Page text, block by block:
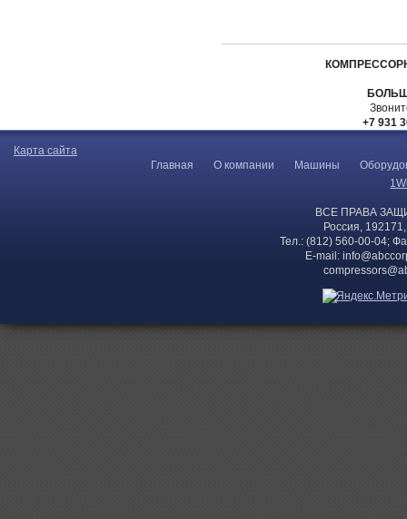
+7 931
Карта сайта
Главная
О компании Машины
ВСЕ ПРАВА
Россия,
Тел.: (812) 560-00-04;
E-mail: